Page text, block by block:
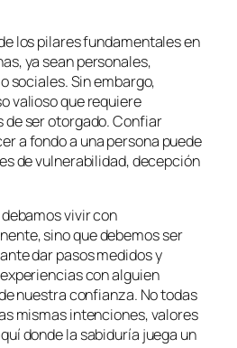
los pilares fundamentales en
ya sean personales,
sociales. Sin embargo,
valioso que requiere
ser otorgado. Confiar
a fondo a una persona puede
de vulnerabilidad, decepción
vivir con
sino que debemos ser
dar pasos medidos y
con alguien
nuestra confianza. No todas
mismas intenciones, valores
donde la sabiduría juega un